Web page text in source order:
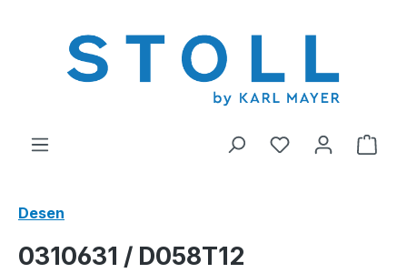
0 istek listesi
Desen
0310631 / D058T12